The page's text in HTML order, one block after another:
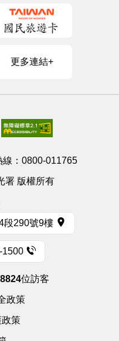
更多連結+
： 0800-011765
署 版權所有
段290號9樓
1500
位訪客
政策
政策